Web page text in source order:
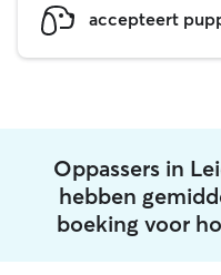
accepteert
Oppassers in
hebben
boeking voor